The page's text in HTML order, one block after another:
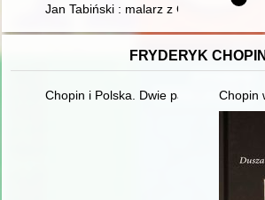
Jan Tabiński : malarz z Galicji
FRYDERYK CHOPIN
Chopin i Polska. Dwie pasje życiaChopin